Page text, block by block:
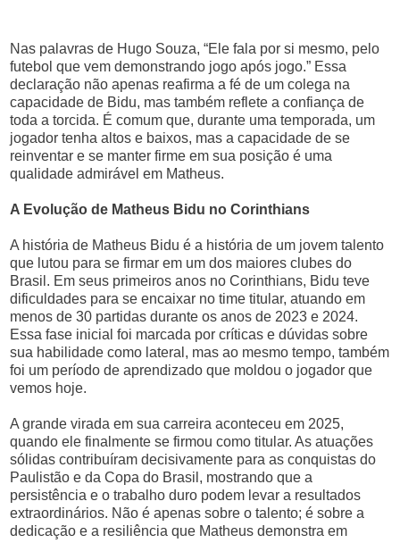
Nas palavras de Hugo Souza, “Ele fala por si mesmo, pelo
futebol que vem demonstrando jogo após jogo.” Essa
declaração não apenas reafirma a fé de um colega na
capacidade de Bidu, mas também reflete a confiança de
toda a torcida. É comum que, durante uma temporada, um
jogador tenha altos e baixos, mas a capacidade de se
reinventar e se manter firme em sua posição é uma
qualidade admirável em Matheus.
A Evolução de Matheus Bidu no Corinthians
A história de Matheus Bidu é a história de um jovem talento
que lutou para se firmar em um dos maiores clubes do
Brasil. Em seus primeiros anos no Corinthians, Bidu teve
dificuldades para se encaixar no time titular, atuando em
menos de 30 partidas durante os anos de 2023 e 2024.
Essa fase inicial foi marcada por críticas e dúvidas sobre
sua habilidade como lateral, mas ao mesmo tempo, também
foi um período de aprendizado que moldou o jogador que
vemos hoje.
A grande virada em sua carreira aconteceu em 2025,
quando ele finalmente se firmou como titular. As atuações
sólidas contribuíram decisivamente para as conquistas do
Paulistão e da Copa do Brasil, mostrando que a
persistência e o trabalho duro podem levar a resultados
extraordinários. Não é apenas sobre o talento; é sobre a
dedicação e a resiliência que Matheus demonstra em